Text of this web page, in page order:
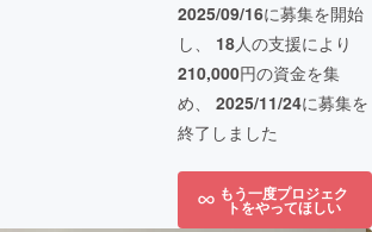
2025/09/16に募集を開始
し、 18人の支援により
210,000円の資金を集
め、 2025/11/24に募集を
終了しました
もう一度プロジェク
トをやってほしい